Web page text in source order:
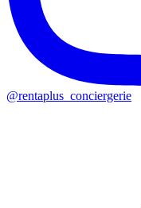
@rentaplus_conciergerie